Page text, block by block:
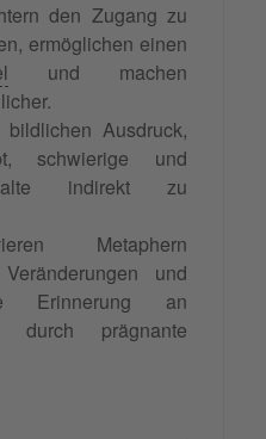
den Zugang zu
ermöglichen einen
und machen
Ausdruck,
schwierige und
indirekt zu
Metaphern
und
Erinnerung an
durch prägnante